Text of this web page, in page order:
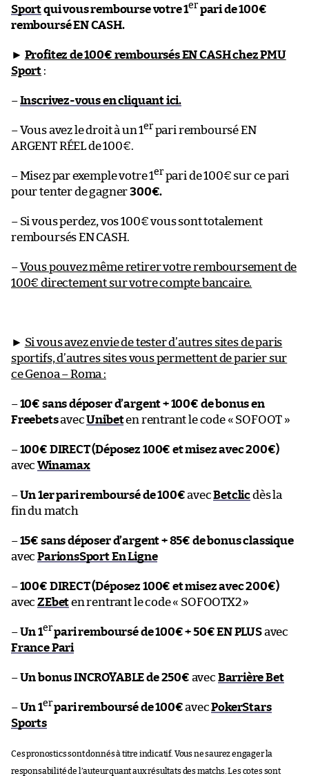
Sportqui vous rembourse votre 1er pari de 100€
remboursé EN CASH.
► Profitez de 100€ remboursés EN CASH chez PMU
Sport :
–Inscrivez-vous en cliquant ici.
– Vous avez le droit à un 1er pari remboursé EN
ARGENT RÉEL de 100€.
– Misez par exemple votre 1er pari de 100€ sur ce pari
pour tenter de gagner300€.
– Si vous perdez, vos 100€ vous sont totalement
remboursés EN CASH.
–Vous pouvez même retirer votre remboursement de
100€ directement sur votre compte bancaire.
► Si vous avez envie de tester d’autres sites de paris
sportifs, d’autres sites vous permettent de parier sur
ce Genoa – Roma :
–10€ sans déposer d’argent + 100€ de bonus en
FreebetsavecUnibeten rentrant le code « SOFOOT »
–100€ DIRECT (Déposez 100€ et misez avec 200€)
avecWinamax
–Un 1er pari remboursé de 100€avecBetclicdès la
fin du match
–15€ sans déposer d’argent + 85€ de bonus classique
avecParionsSport En Ligne
–100€ DIRECT (Déposez 100€ et misez avec 200€)
avecZEbeten rentrant le code « SOFOOTX2 »
–Un 1erpari remboursé de 100€ + 50€ EN PLUSavec
France Pari
–Un bonus INCROYABLE de 250€ avec Barrière Bet
–Un 1erpari remboursé de 100€avecPokerStars
Sports
Ces pronostics sont donnés à titre indicatif. Vous ne saurez engager la
responsabilité de l’auteur quant aux résultats des matchs. Les cotes sont